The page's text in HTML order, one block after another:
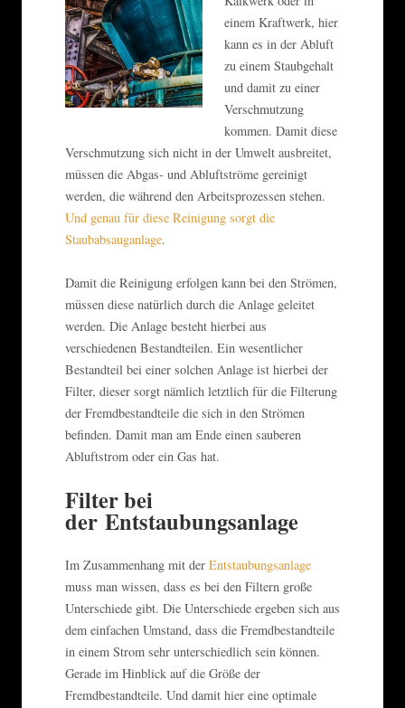
einem Kraftwerk, hier
kann es in der Abluft
zu einem Staubgehalt
und damit zu einer
Verschmutzung
kommen. Damit diese
Verschmutzung sich nicht in der Umwelt ausbreitet,
müssen die Abgas- und Abluftströme gereinigt
werden, die während den Arbeitsprozessen stehen.
Und genau für diese Reinigung sorgt die
Staubabsauganlage.
Damit die Reinigung erfolgen kann bei den Strömen,
müssen diese natürlich durch die Anlage geleitet
werden. Die Anlage besteht hierbei aus
verschiedenen Bestandteilen. Ein wesentlicher
Bestandteil bei einer solchen Anlage ist hierbei der
Filter, dieser sorgt nämlich letztlich für die Filterung
der Fremdbestandteile die sich in den Strömen
befinden. Damit man am Ende einen sauberen
Abluftstrom oder ein Gas hat.
Filter bei
der Entstaubungsanlage
Im Zusammenhang mit der Entstaubungsanlage
muss man wissen, dass es bei den Filtern große
Unterschiede gibt. Die Unterschiede ergeben sich aus
dem einfachen Umstand, dass die Fremdbestandteile
in einem Strom sehr unterschiedlich sein können.
Gerade im Hinblick auf die Größe der
Fremdbestandteile. Und damit hier eine optimale